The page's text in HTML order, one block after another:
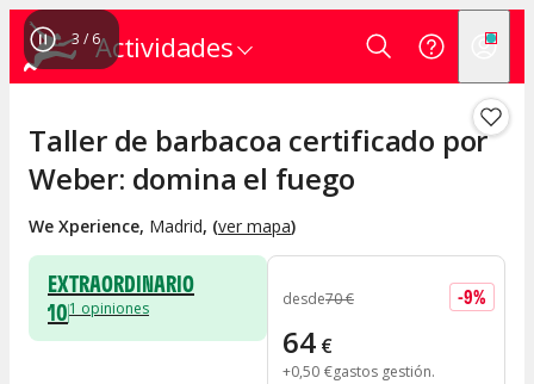
Actividades
4 / 6
Taller de barbacoa certificado por
Weber: domina el fuego
We Xperience, Madrid, (ver mapa)
EXTRAORDINARIO
101 opiniones desde70€ -9%
64 €
+0,50 €gastos gestión